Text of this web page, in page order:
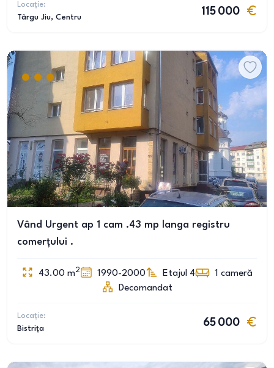
Locație:
Târgu Jiu, Centru
115 000
Vând Urgent ap 1 cam .43 mp langa registru
comerțului .
43.00 m2 1990-2000 Etajul 4 1 cameră
Decomandat
Locație:
Bistrița
65 000